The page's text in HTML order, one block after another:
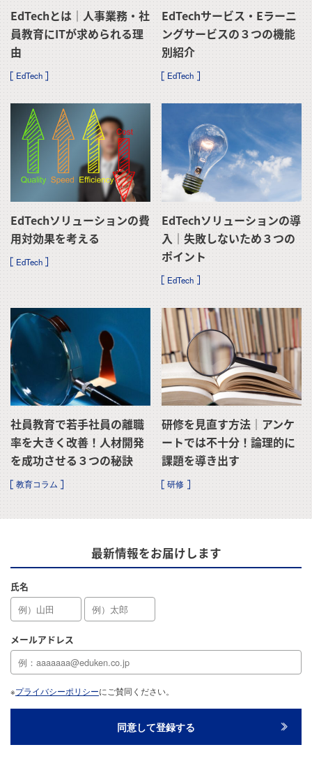
EdTechとは｜人事業務・社
員教育にITが求められる理
由
EdTech
EdTechサービス・eラーニ
ングサービスの３つの機能
別紹介
EdTech
EdTechソリューションの費
用対効果を考える
EdTech
EdTechソリューションの導
入｜失敗しないため３つの
ポイント
EdTech
社員教育で若手社員の離職
率を大きく改善！人材開発
を成功させる３つの秘訣
教育コラム
研修を見直す方法｜アンケ
ートでは不十分！論理的に
課題を導き出す
研修
最新情報をお届けします
氏名
メールアドレス
※プライバシーポリシーにご賛同ください。